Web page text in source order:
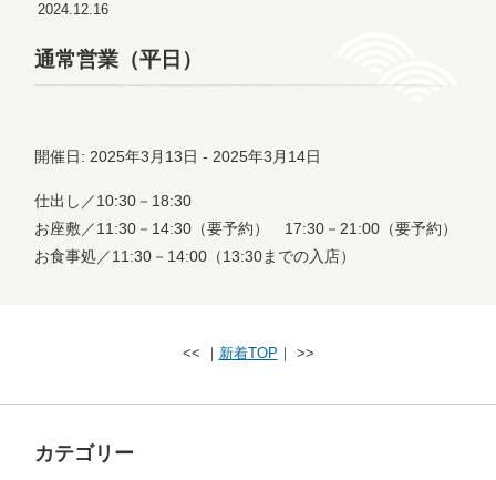
2024.12.16
通常営業（平日）
開催日: 2025年3月13日 - 2025年3月14日
仕出し／10:30－18:30
お座敷／11:30－14:30（要予約） 17:30－21:00（要予約）
お食事処／11:30－14:00（13:30までの入店）
<< ｜ 新着TOP ｜ >>
カテゴリー